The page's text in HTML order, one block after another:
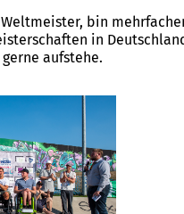
bin
in
aufstehe.